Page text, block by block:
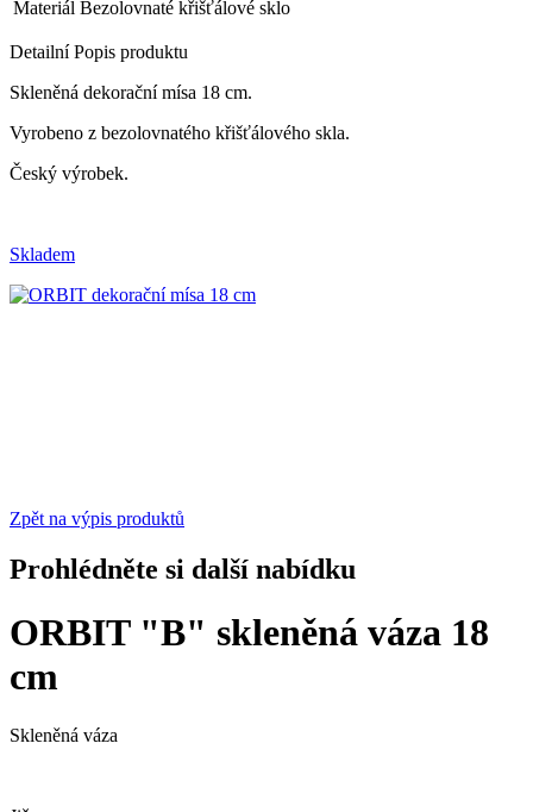
Materiál Bezolovnaté křišťálové sklo
Detailní Popis produktu
Skleněná dekorační mísa 18 cm.
Vyrobeno z bezolovnatého křišťálového skla.
Český výrobek.
Skladem
Zpět na výpis produktů
Prohlédněte si další nabídku
ORBIT "B" skleněná váza 18
cm
Skleněná váza